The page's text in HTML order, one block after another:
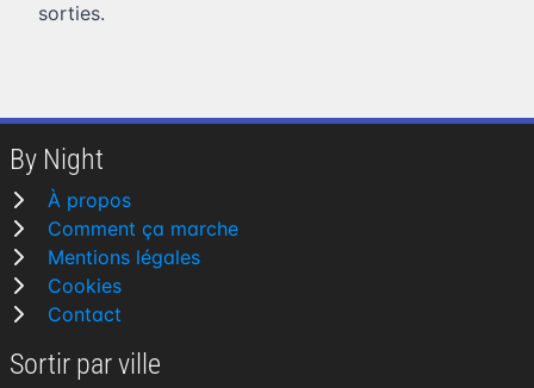
sorties.
By Night
À propos
Comment ça marche
Mentions légales
Cookies
Contact
Sortir par ville